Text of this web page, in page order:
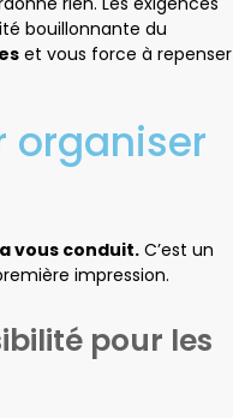
bouillonnante du
et vous force à repenser
organiser
vous conduit. C’est un
impression.
pour les